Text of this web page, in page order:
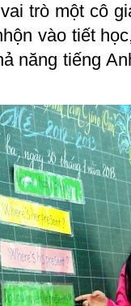
trò một cô
vào tiết
năng tiếng